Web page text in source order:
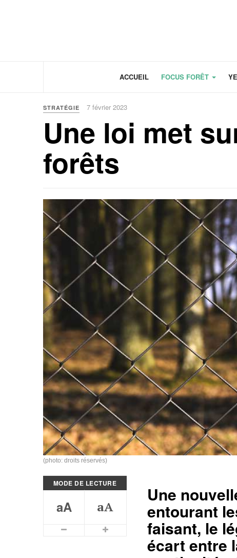
ACCUEIL FOCUS FORÊT
STRATÉGIE 7 février 2023
Une loi met
forêts
(photo: droits réservés)
MODE DE LECTURE
aA aA
Plus petits caractèresPlus grands caractères
Une
entourant
faisant, le
écart entre